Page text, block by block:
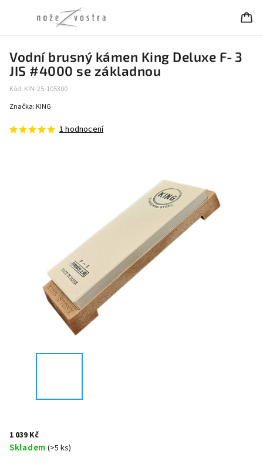
Vodní brusný kámen King Deluxe F‑3
JIS #4000 se základnou
Kód: KIN-25-105300
1 hodnocení
Značka: KING
1 039 Kč
Skladem (>5 ks)